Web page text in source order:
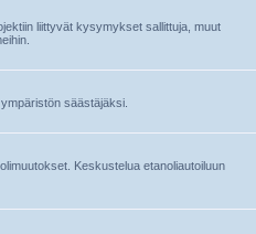
liittyvät kysymykset sallittuja, muut
säästäjäksi.
Keskustelua etanoliautoiluun